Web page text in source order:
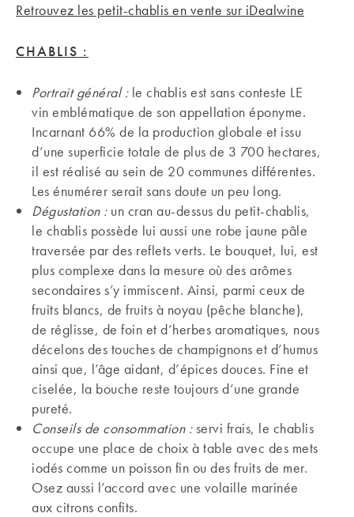
Retrouvez les petit-chablis en vente sur iDealwine
CHABLIS :
Portrait général :le chablis est sans conteste LE
vin emblématique de son appellation éponyme.
Incarnant 66% de la production globale et issu
d’une superficie totale de plus de 3 700 hectares,
il est réalisé au sein de 20 communes différentes.
Les énumérer serait sans doute un peu long.
Dégustation :un cran au-dessus du petit-chablis,
le chablis possède lui aussi une robe jaune pâle
traversée par des reflets verts. Le bouquet, lui, est
plus complexe dans la mesure où des arômes
secondaires s’y immiscent. Ainsi, parmi ceux de
fruits blancs, de fruits à noyau (pêche blanche),
de réglisse, de foin et d’herbes aromatiques, nous
décelons des touches de champignons et d’humus
ainsi que, l’âge aidant, d’épices douces. Fine et
ciselée, la bouche reste toujours d’une grande
pureté.
Conseils de consommation :servi frais, le chablis
occupe une place de choix à table avec des mets
iodés comme un poisson fin ou des fruits de mer.
Osez aussi l’accord avec une volaille marinée
aux citrons confits.